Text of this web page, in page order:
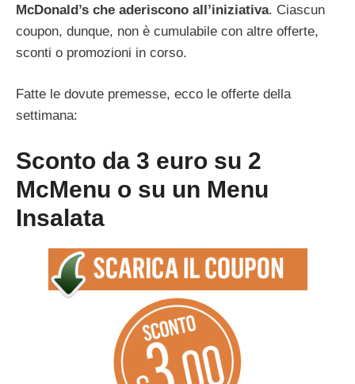
McDonald’s che aderiscono all’iniziativa. Ciascun
coupon, dunque, non è cumulabile con altre offerte,
sconti o promozioni in corso.
Fatte le dovute premesse, ecco le offerte della
settimana:
Sconto da 3 euro su 2
McMenu o su un Menu
Insalata